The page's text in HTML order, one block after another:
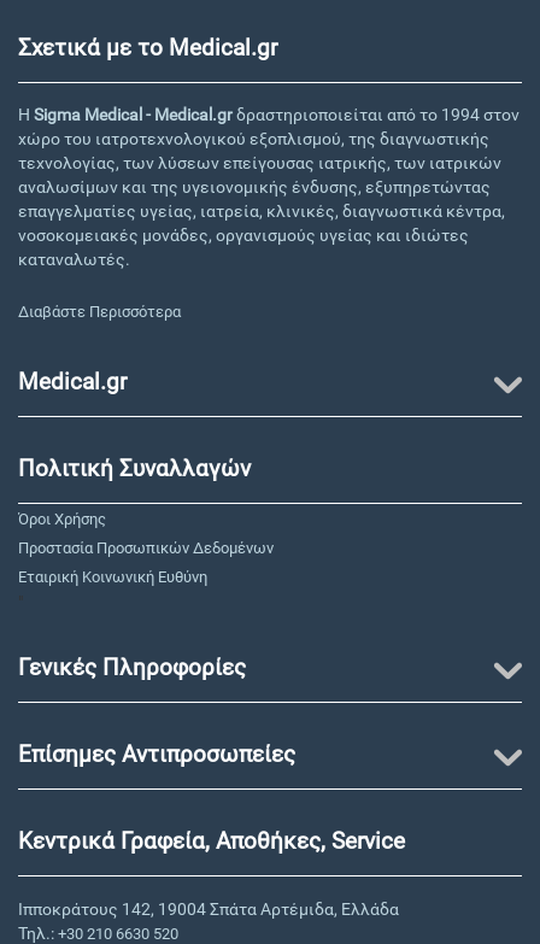
Σχετικά με το Medical.gr
Η Sigma Medical - Medical.grδραστηριοποιείται από το 1994 στον
χώρο του ιατροτεχνολογικού εξοπλισμού, της διαγνωστικής
τεχνολογίας, των λύσεων επείγουσας ιατρικής, των ιατρικών
αναλωσίμων και της υγειονομικής ένδυσης, εξυπηρετώντας
επαγγελματίες υγείας, ιατρεία, κλινικές, διαγνωστικά κέντρα,
νοσοκομειακές μονάδες, οργανισμούς υγείας και ιδιώτες
καταναλωτές.
Διαβάστε Περισσότερα
Medical.gr
Πολιτική Συναλλαγών
Όροι Χρήσης
Προστασία Προσωπικών Δεδομένων
Εταιρική Κοινωνική Ευθύνη
"
Γενικές Πληροφορίες
Επίσημες Αντιπροσωπείες
Κεντρικά Γραφεία, Αποθήκες, Service
Ιπποκράτους 142, 19004 Σπάτα Αρτέμιδα, Ελλάδα
Τηλ.: +30 210 6630 520